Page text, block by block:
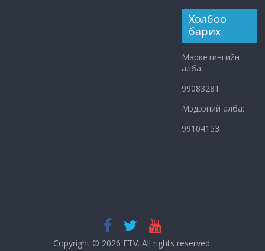
Холбоо
барих
Маркетингийн
алба:
99083281
Мэдээний алба:
99104153
Copyright © 2026 ETV. All rights reserved.